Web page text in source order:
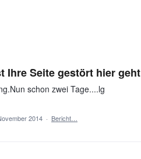
Ihre Seite gestört hier
schon zwei Tage....lg
2014 · Bericht…